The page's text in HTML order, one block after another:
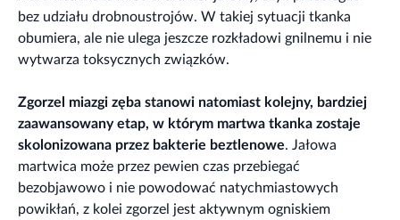
bez udziału drobnoustrojów. W takiej sytuacji tkanka
obumiera, ale nie ulega jeszcze rozkładowi gnilnemu i nie
wytwarza toksycznych związków.
Zgorzel miazgi zęba stanowi natomiast kolejny, bardziej
zaawansowany etap, w którym martwa tkanka zostaje
skolonizowana przez bakterie beztlenowe. Jałowa
martwica może przez pewien czas przebiegać
bezobjawowo i nie powodować natychmiastowych
powikłań, z kolei zgorzel jest aktywnym ogniskiem